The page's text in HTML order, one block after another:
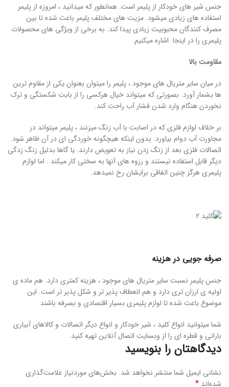
جنس شیر های خودکار از پلیمر است. همانطور که میدانید ، امروزه از پلیمر
استفاده های زیادی میشود. مزیت های مختلف پلیمر باعث شده تا بین
مصرف کنندگان محبوبیت زیادی پیدا کند. به برخی از ویژگی های محصولات
پلیمری را در اینجا اشاره میکنیم.
مقاومت بالا
در میان سایر متریال های موجود ، پلیمر را میتوان بعنوان یکی از مقاوم ترین
ها بشمار آورد. بصورتی که میتواند خیال هرکسی را از بابت شکستگی و ترک
نخوردن هنگام وارد شدن فشار آب راحت کند.
بر خلاف لوازم فلزی که در اصابت با آب زنگ میزنند ، پلیمر میتواند در
مجاورت آب دوام بیاورد. بدون اینکه هیچگونه خوردگی ای در آن ظاهر شود.
اتصالات فلزی بعد از زنگ زدن نیاز به تعویض دارند. یا گاها بدلیل زنگ زدگی
دیگر قابل استفاده نیستند و رزوه های آنها به سختی کار میکند . اما لوازم
پلیمری هرگز چنین اتفاقی برایشان رخ نمیدهد.
صرفه جویی در هزینه
جنس پلیمر نسبت سایر متریال های موجود ، هزینه کمتری دارد. هم ماده ی
اولیه ی ارزان تری دارد و هم انعطاف پذیر تر و شکل پذیر تر است. این
موضوع باعث شده تا لوازم پلیمری بسیار اقتصادی و بصرفه باشند
شما میتوانید انواع کلید ، شیر خودکار و انواع دیگر اتصالات و کالاهای آبیاری
بارانی و قطره ای را از وبسایت اتصال آنلاین تهیه کنید.
دیدگاهتان را بنویسید
نشانی ایمیل شما منتشر نخواهد شد. بخش‌های موردنیاز علامت‌گذاری
شده‌اند *